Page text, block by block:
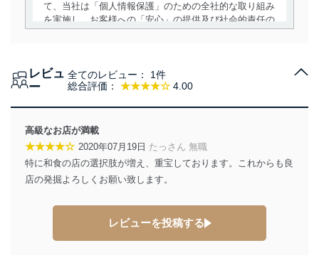
て、当社は「個人情報保護」のための全社的な取り組み
を実施し、お客様への「安心」の提供及び社会的責任の
当社は、個人情報の取得・利用・提供に際して、その利
達成に必要な範囲内で適法かつ公正な手段によって取
得・利用・提供を行います。また、当社が保有している
個人情報は、同意を得ずに目的外利用、第三者への提
供・開示は行いません。当社においてはこれらの取り組
みを確実にするため、従業者等の教育を徹底してまいり
ます。また、目的外利用を行わないために、適切な管理
当社は、個人情報に関連する法令、国が定める指針及び
レビュ
ー
総合評価： ★★★★☆ 4.00
全てのレビュー： 1件
高級なお店が満載
★★★★☆ 2020年07月19日 たっさん 無職
特に和食の店の選択肢が増え、重宝しております。これからも良
店の発掘よろしくお願い致します。
レビューを投稿する